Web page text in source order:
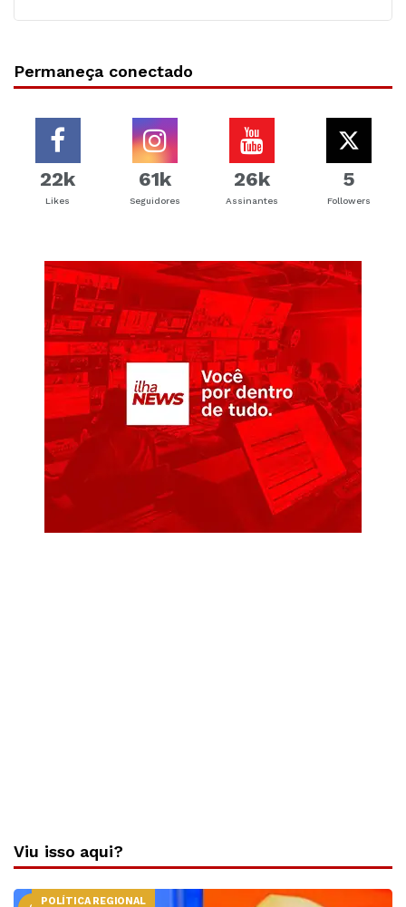
Permaneça conectado
22k
Likes
61k
Seguidores
26k
Assinantes
5
Followers
Viu isso aqui?
POLÍTICA REGIONAL